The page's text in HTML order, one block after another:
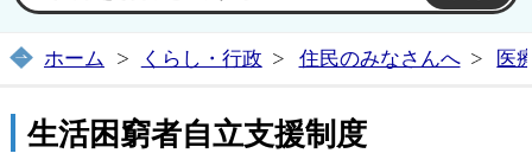
ホーム くらし・行政 住民のみなさんへ 医
生活困窮者自立支援制度